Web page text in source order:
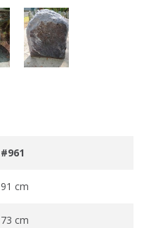
#961
91 cm
73 cm